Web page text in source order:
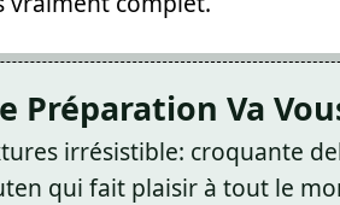
Préparation Va
irrésistible: croquante
qui fait plaisir à tout le